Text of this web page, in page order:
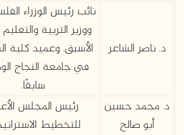
د. ناصر الشاعر
نائب رئيس الوزراء
ووزير التربية
الأسبق. وعميد كلية
في جامعة النجاح
سابقًا.
د. محمد حسين
أبو صالح
رئيس المجلس
للتخطيط